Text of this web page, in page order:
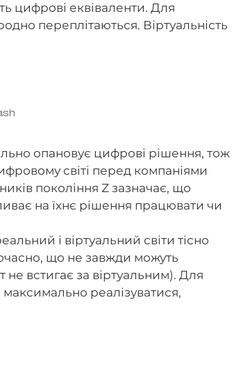
цифрові еквіваленти. Для
переплітаються. Віртуальність
опановує цифрові рішення, тож
світі перед компаніями
покоління Z зазначає, що
на їхнє рішення працювати чи
і віртуальний світи тісно
що не завжди можуть
не встигає за віртуальним). Для
максимально реалізуватися,